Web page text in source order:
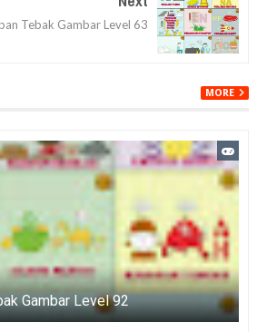
Tebak Gambar Level 63
MORE
Gambar Level 92